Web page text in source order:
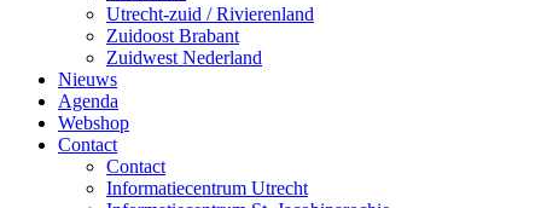
Utrecht-zuid / Rivierenland
Zuidoost Brabant
Zuidwest Nederland
Nieuws
Agenda
Webshop
Contact
Contact
Informatiecentrum Utrecht